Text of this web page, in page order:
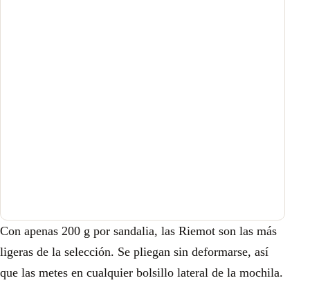
Con apenas 200 g por sandalia, las Riemot son las más
ligeras de la selección. Se pliegan sin deformarse, así
que las metes en cualquier bolsillo lateral de la mochila.